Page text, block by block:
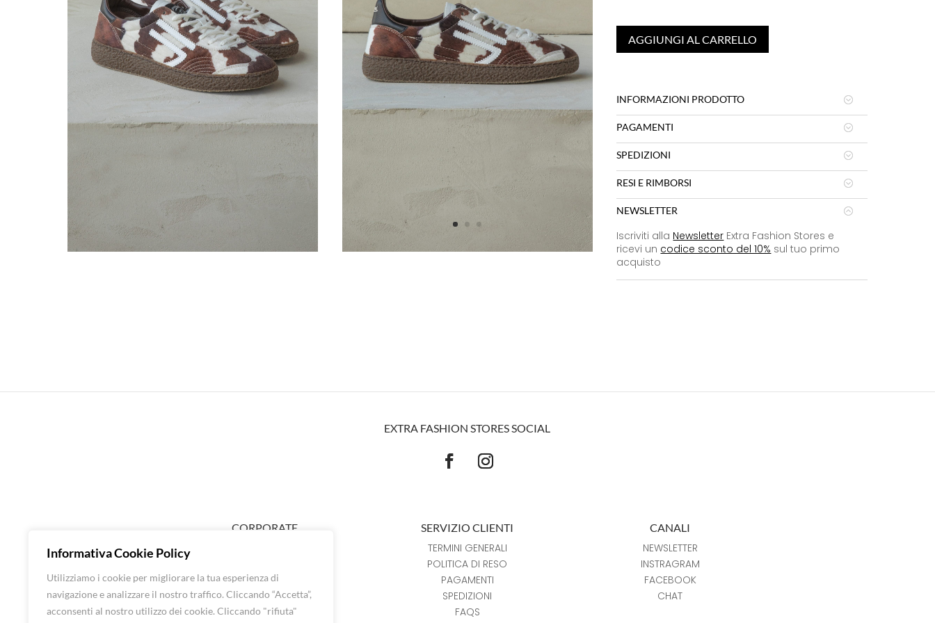
Informativa Cookie Policy
Utilizziamo i cookie per migliorare la tua esperienza di
navigazione e analizzare il nostro traffico. Cliccando “Accetta”,
acconsenti al nostro utilizzo dei cookie. Cliccando "rifiuta"
AGGIUNGI AL CARRELLO
INFORMAZIONI PRODOTTO
PAGAMENTI
SPEDIZIONI
RESI E RIMBORSI
NEWSLETTER
Iscriviti alla Newsletter Extra Fashion Stores e
ricevi un codice sconto del 10% sul tuo primo
acquisto
EXTRA FASHION STORES SOCIAL
CORPORATE
SHOP UOMO
BRANDS
CONTATTI
SERVIZIO CLIENTI
TERMINI GENERALI
POLITICA DI RESO
PAGAMENTI
SPEDIZIONI
FAQS
CANALI
NEWSLETTER
INSTRAGRAM
FACEBOOK
CHAT